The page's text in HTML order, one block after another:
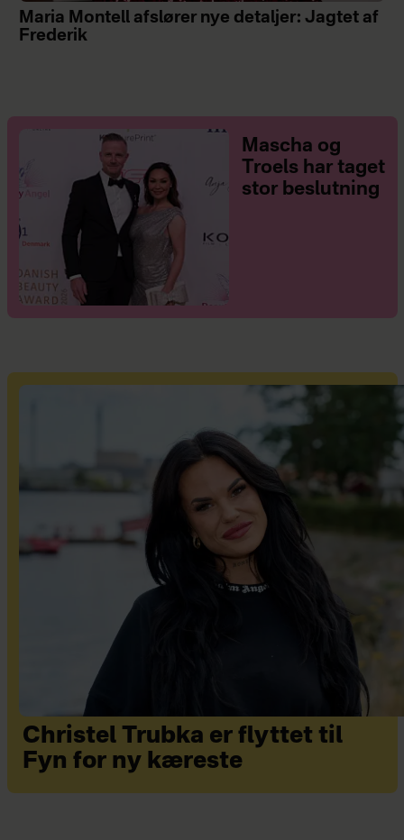
Maria Montell afslører nye detaljer: Jagtet af
Frederik
Mascha og
Troels har taget
stor beslutning
Christel Trubka er flyttet til
Fyn for ny kæreste